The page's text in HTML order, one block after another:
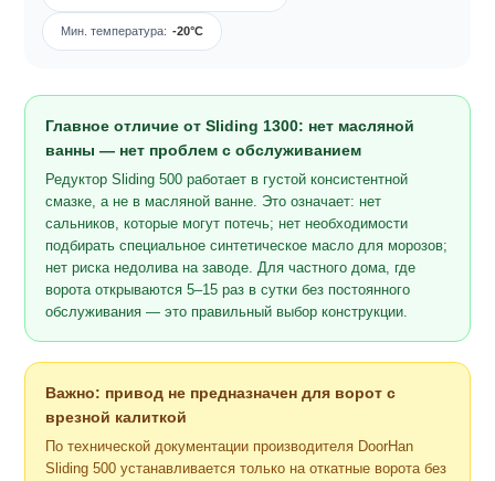
Мин. температура: -20°C
Главное отличие от Sliding 1300: нет масляной
ванны — нет проблем с обслуживанием
Редуктор Sliding 500 работает в густой консистентной
смазке, а не в масляной ванне. Это означает: нет
сальников, которые могут потечь; нет необходимости
подбирать специальное синтетическое масло для морозов;
нет риска недолива на заводе. Для частного дома, где
ворота открываются 5–15 раз в сутки без постоянного
обслуживания — это правильный выбор конструкции.
Важно: привод не предназначен для ворот с
врезной калиткой
По технической документации производителя DoorHan
Sliding 500 устанавливается только на откатные ворота без